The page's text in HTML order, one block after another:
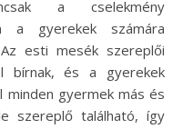
a cselekmény
a gyerekek számára
esti mesék szereplői
bírnak, és a gyerekek
minden gyermek más és
szereplő található, így